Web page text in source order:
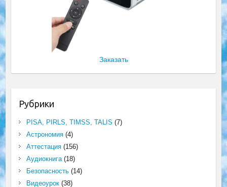
Заказать
Рубрики
PISA, PIRLS, TIMSS, TALIS (7)
Астрономия(4)
Аттестация(156)
Аудиокнига(18)
Безопасность(14)
Видеоурок(38)